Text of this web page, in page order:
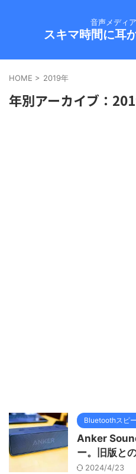
音声メディ
スキマ時間に耳
HOME > 2019年
年別アーカイブ：
Bluetoothスピ
Anker
ー。旧版と
2024/4/23